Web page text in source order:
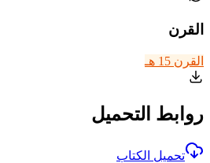
القرن
القرن 15 هـ
روابط التحميل
تحميل الكتاب